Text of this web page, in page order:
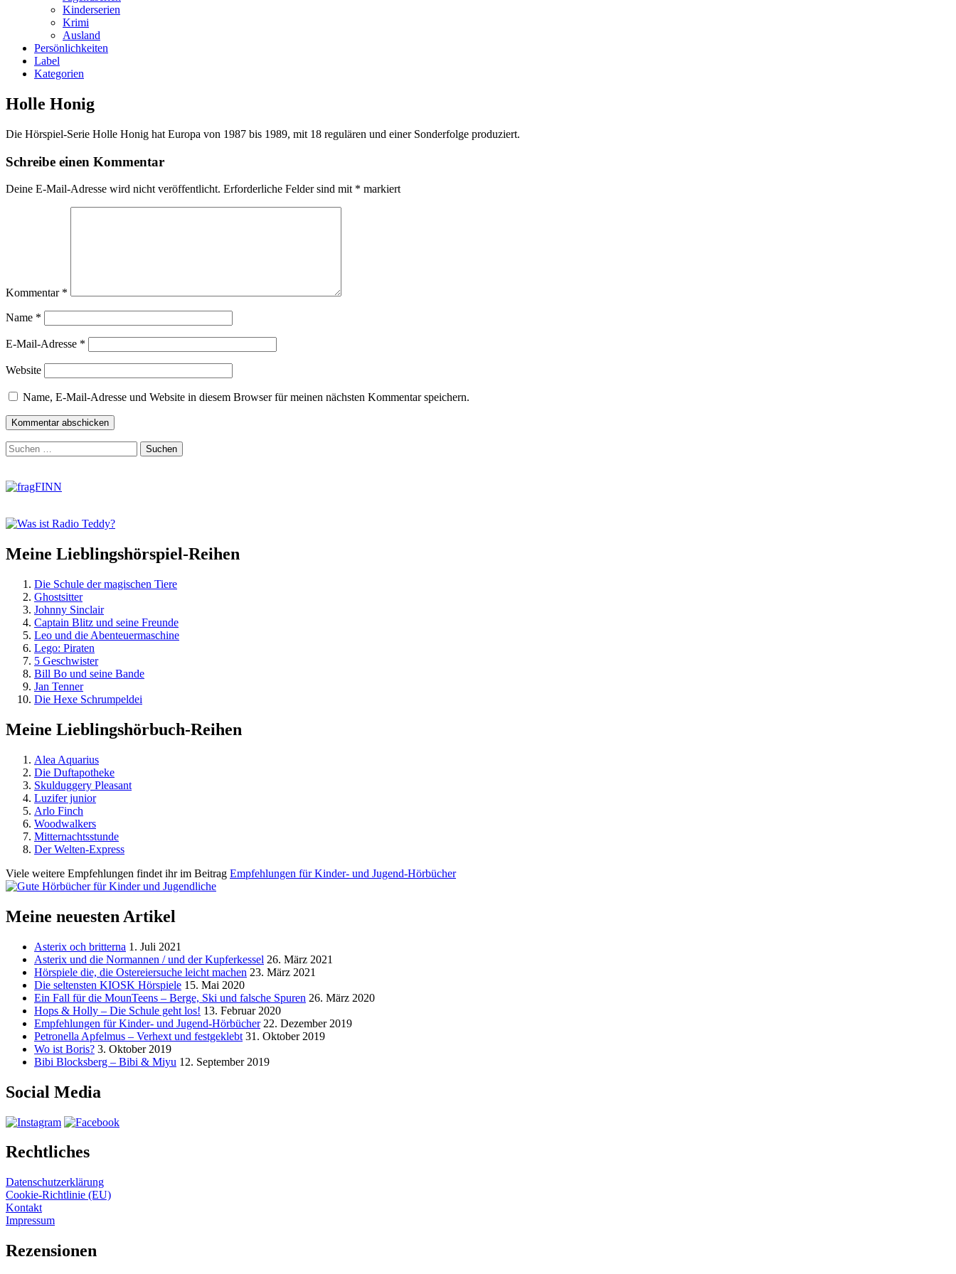
Kinderserien
Krimi
Ausland
Persönlichkeiten
Label
Kategorien
Holle Honig
Die Hörspiel-Serie Holle Honig hat Europa von 1987 bis 1989, mit 18 regulären und einer Sonderfolge produziert.
Schreibe einen Kommentar
Deine E-Mail-Adresse wird nicht veröffentlicht. Erforderliche Felder sind mit * markiert
Kommentar *
Name *
E-Mail-Adresse *
Website
Name, E-Mail-Adresse und Website in diesem Browser für meinen nächsten Kommentar speichern.
Zum
Footer
Suchen
nach:
Meine Lieblingshörspiel-Reihen
Die Schule der magischen Tiere
Ghostsitter
Johnny Sinclair
Captain Blitz und seine Freunde
Leo und die Abenteuermaschine
Lego: Piraten
5 Geschwister
Bill Bo und seine Bande
Jan Tenner
Die Hexe Schrumpeldei
Meine Lieblingshörbuch-Reihen
Alea Aquarius
Die Duftapotheke
Skulduggery Pleasant
Luzifer junior
Arlo Finch
Woodwalkers
Mitternachtsstunde
Der Welten-Express
Viele weitere Empfehlungen findet ihr im Beitrag Empfehlungen für Kinder- und Jugend-Hörbücher
Meine neuesten Artikel
Asterix och britterna 1. Juli 2021
Asterix und die Normannen / und der Kupferkessel 26. März 2021
Hörspiele die, die Ostereiersuche leicht machen 23. März 2021
Die seltensten KIOSK Hörspiele 15. Mai 2020
Ein Fall für die MounTeens – Berge, Ski und falsche Spuren 26. März 2020
Hops & Holly – Die Schule geht los! 13. Februar 2020
Empfehlungen für Kinder- und Jugend-Hörbücher 22. Dezember 2019
Petronella Apfelmus – Verhext und festgeklebt 31. Oktober 2019
Wo ist Boris? 3. Oktober 2019
Bibi Blocksberg – Bibi & Miyu 12. September 2019
Social Media
Rechtliches
Datenschutzerklärung
Cookie-Richtlinie (EU)
Kontakt
Impressum
Rezensionen